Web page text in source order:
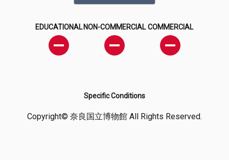
EDUCATIONAL NON-COMMERCIAL COMMERCIAL
Specific Conditions
Copyright© 奈良国立博物館 All Rights Reserved.